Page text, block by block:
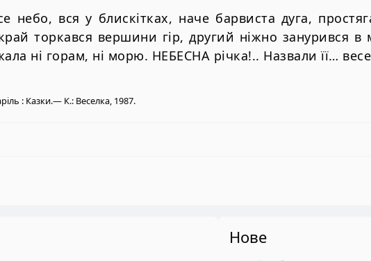
небо, вся у блискітках, наче барвиста дуга,
торкався вершини гір, другий ніжно занурився
ні горам, ні морю. НЕБЕСНА річка!.. Назвали її…
: Казки.— К.: Веселка, 1987.
Нове